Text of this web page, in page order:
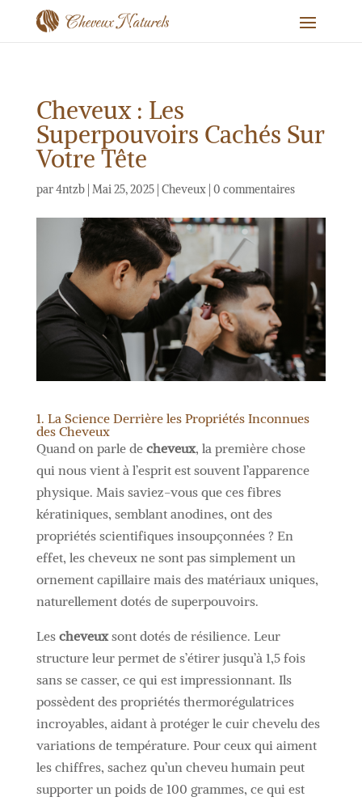
Cheveux : Les
Superpouvoirs Cachés Sur
Votre Tête
par4ntzb| Mai 25, 2025| Cheveux| 0 commentaires
1. La Science Derrière les Propriétés Inconnues
des Cheveux
Quand on parle de cheveux, la première chose
qui nous vient à l’esprit est souvent l’apparence
physique. Mais saviez-vous que ces fibres
kératiniques, semblant anodines, ont des
propriétés scientifiques insoupçonnées ? En
effet, les cheveux ne sont pas simplement un
ornement capillaire mais des matériaux uniques,
naturellement dotés de superpouvoirs.
Les cheveuxsont dotés de résilience. Leur
structure leur permet de s’étirer jusqu’à 1,5 fois
sans se casser, ce qui est impressionnant. Ils
possèdent des propriétés thermorégulatrices
incroyables, aidant à protéger le cuir chevelu des
variations de température. Pour ceux qui aiment
les chiffres, sachez qu’un cheveu humain peut
supporter un poids de 100 grammes, ce qui est